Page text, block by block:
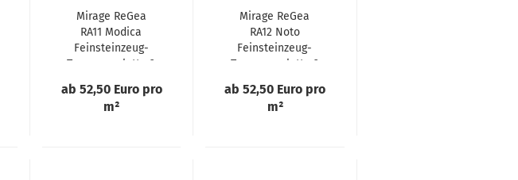
Mirage ReGea
RA11 Modica
Feinsteinzeug-
Terrassenplatte 2
ab 52,50 Euro pro
m²
Mirage ReGea
RA12 Noto
Feinsteinzeug-
Terrassenplatte 2
ab 52,50 Euro pro
m²